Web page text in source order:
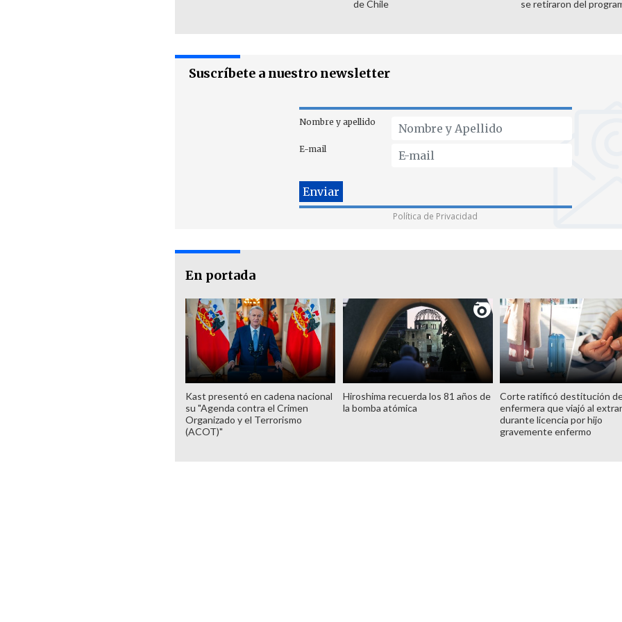
de Chile se retiraron del
Suscríbete a nuestro newsletter
Nombre y apellido
E-mail
Política de Privacidad
En portada
Kast presentó en cadena nacional
su "Agenda contra el Crimen
Organizado y el Terrorismo
(ACOT)"
Hiroshima recuerda los 81 años de
la bomba atómica
Corte ratificó destitución
enfermera que viajó al
durante licencia por hijo
gravemente enfermo